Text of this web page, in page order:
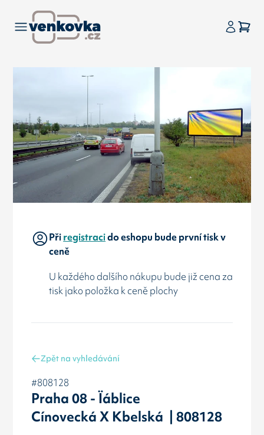
Přiregistracido eshopu bude první tisk v
ceně
U každého dalšího nákupu bude již cena za
tisk jako položka k ceně plochy
Zpět na vyhledávání
#808128
Praha 08 - Ïáblice
Cínovecká X Kbelská | 808128